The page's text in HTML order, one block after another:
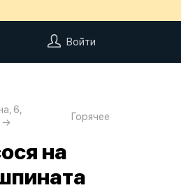
Войти
6,
Горячее
на